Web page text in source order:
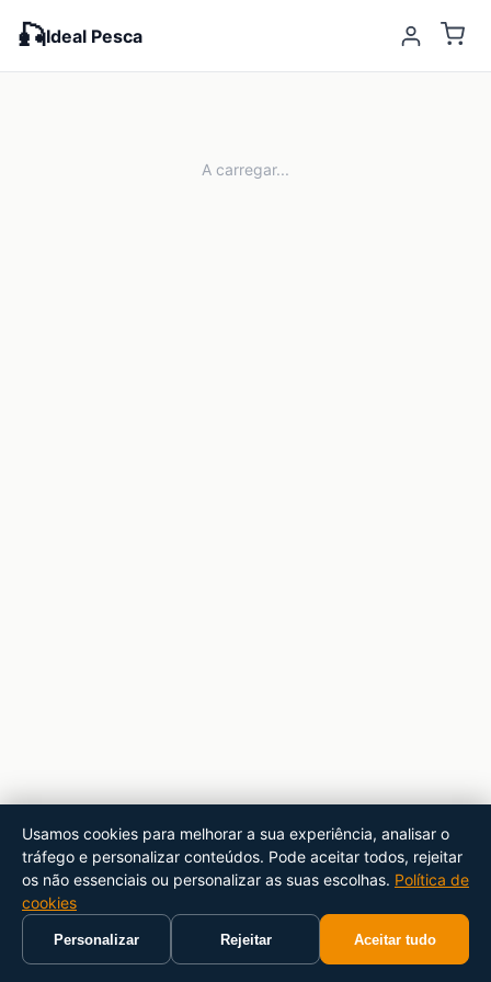
🎣Ideal Pesca
A carregar...
Usamos cookies para melhorar a sua experiência, analisar o
tráfego e personalizar conteúdos. Pode aceitar todos, rejeitar
os não essenciais ou personalizar as suas escolhas. Política de
cookies
Personalizar Rejeitar Aceitar tudo